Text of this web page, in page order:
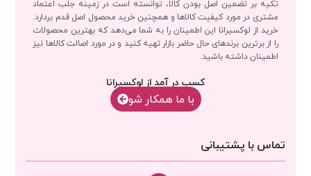
تکیه بر تضمین اصل بودن کالا، توانسته است در زمینه جلب اعتماد
مشتری در مورد کیفیت کالاها و همچنین خرید محصول اصل قدم بردارد.
خرید از لوکسیرانا این اطمینان را به شما می‌دهد که بهترین محصولات
را از برترین برندهای حال حاضر بازار تهیه کنید و در مورد اصالت کالاها نیز
اطمینان داشته باشید.
کسب در آمد از لوکسیرانا
با‌‌ ما همکار شو
تماس با پشتیبانی